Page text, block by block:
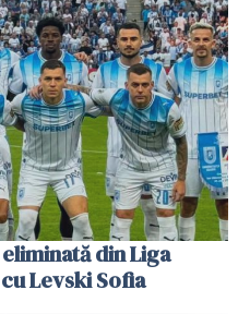
din Liga
Levski Sofia